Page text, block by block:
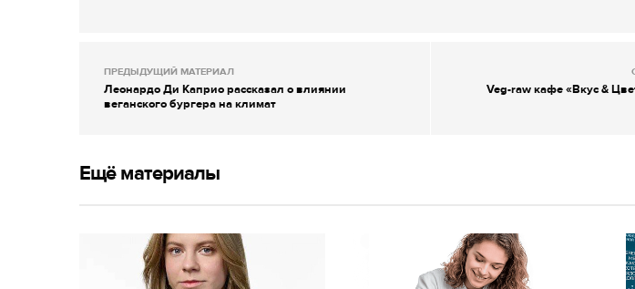
ПРЕДЫДУЩИЙ МАТЕРИАЛ
Леонардо Ди Каприо рассказал о влиянии
веганского бургера на климат
Veg-raw кафе «Вкус &
Ещё материалы